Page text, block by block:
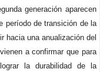
generación aparecen
período de transición de la
hacia una anualización del
a confirmar que para
la durabilidad de la